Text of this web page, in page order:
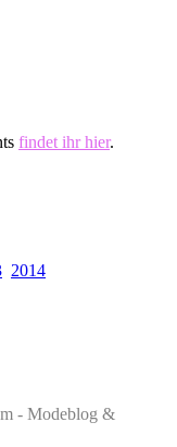
findet ihr hier.
2014
- Modeblog &